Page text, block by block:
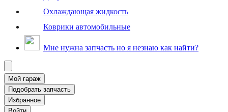
Охлаждающая жидкость
Коврики автомобильные
Мне нужна запчасть но я незнаю как найти?